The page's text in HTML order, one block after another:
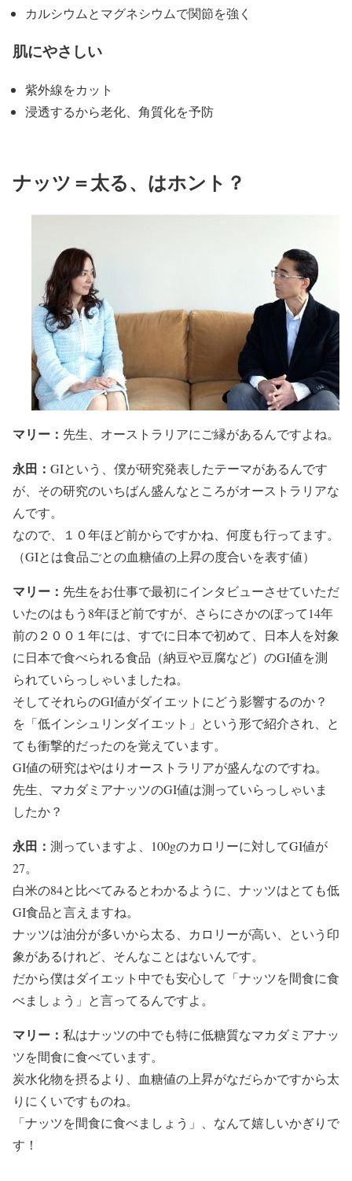
カルシウムとマグネシウムで関節を強く
肌にやさしい
紫外線をカット
浸透するから老化、角質化を予防
ナッツ＝太る、はホント？
マリー： 先生、オーストラリアにご縁があるんですよね。
永田： GIという、僕が研究発表したテーマがあるんです
が、その研究のいちばん盛んなところがオーストラリアな
んです。
なので、１０年ほど前からですかね、何度も行ってます。
（GIとは食品ごとの血糖値の上昇の度合いを表す値）
マリー： 先生をお仕事で最初にインタビューさせていただ
いたのはもう8年ほど前ですが、さらにさかのぼって14年
前の２００１年には、すでに日本で初めて、日本人を対象
に日本で食べられる食品（納豆や豆腐など）のGI値を測
られていらっしゃいましたね。
そしてそれらのGI値がダイエットにどう影響するのか？
を「低インシュリンダイエット」という形で紹介され、と
ても衝撃的だったのを覚えています。
GI値の研究はやはりオーストラリアが盛んなのですね。
先生、マカダミアナッツのGI値は測っていらっしゃいま
したか？
永田： 測っていますよ、100gのカロリーに対してGI値が
27。
白米の84と比べてみるとわかるように、ナッツはとても低
GI食品と言えますね。
ナッツは油分が多いから太る、カロリーが高い、という印
象があるけれど、そんなことはないんです。
だから僕はダイエット中でも安心して「ナッツを間食に食
べましょう」と言ってるんですよ。
マリー： 私はナッツの中でも特に低糖質なマカダミアナッ
ツを間食に食べています。
炭水化物を摂るより、血糖値の上昇がなだらかですから太
りにくいですものね。
「ナッツを間食に食べましょう」、なんて嬉しいかぎりで
す！